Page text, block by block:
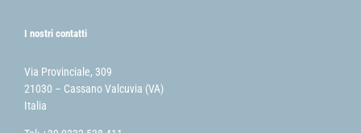
I nostri contatti
Via Provinciale, 309
21030 – Cassano Valcuvia (VA)
Italia